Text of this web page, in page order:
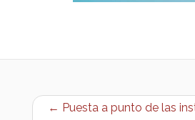
← Puesta a punto de las